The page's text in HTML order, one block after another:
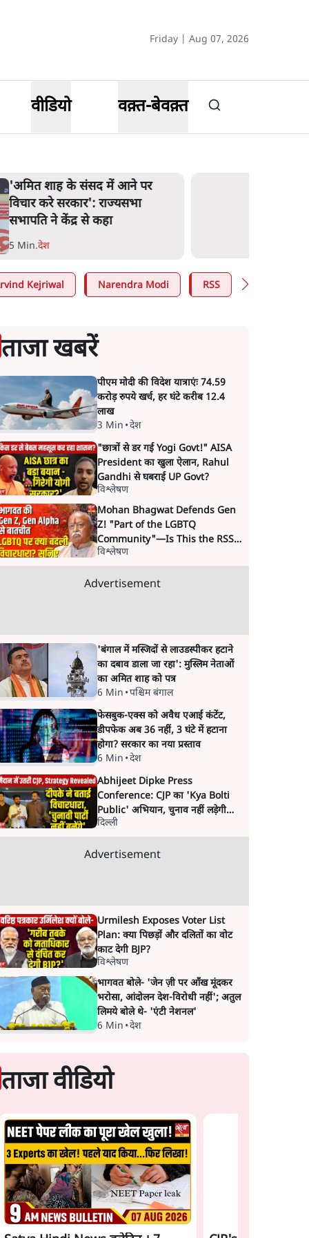
Friday | Aug 07, 2026
वीडियो वक़्त-बेवक़्त
'अमित शाह के संसद में आने पर
विचार करे सरकार': राज्यसभा
सभापति ने केंद्र से कहा
5 Min.देश
Kejriwal Narendra Modi RSS
ताजा खबरें
पीएम मोदी की विदेश यात्राएंः 74.59
करोड़ रुपये खर्च, हर घंटे करीब 12.4
लाख
3 Min •देश
"छात्रों से डर गई Yogi Govt!" AISA
President का खुला ऐलान, Rahul
Gandhi से घबराई UP Govt?
विश्लेषण
Mohan Bhagwat Defends Gen
Z! "Part of the LGBTQ
Community"—Is This the RSS's
New Move?
विश्लेषण
Advertisement
'बंगाल में मस्जिदों से लाउडस्पीकर हटाने
का दबाव डाला जा रहा': मुस्लिम नेताओं
का अमित शाह को पत्र
6 Min •पश्चिम बंगाल
फेसबुक-एक्स को अवैध एआई कंटेंट,
डीपफेक अब 36 नहीं, 3 घंटे में हटाना
होगा? सरकार का नया प्रस्ताव
6 Min •देश
Abhijeet Dipke Press
Conference: CJP का 'Kya Bolti
Public' अभियान, चुनाव नहीं लड़ेगी
CJP!
दिल्ली
Advertisement
Urmilesh Exposes Voter List
Plan: क्या पिछड़ों और दलितों का वोट
काट देगी BJP?
विश्लेषण
भागवत बोले- 'जेन ज़ी पर आँख मूंदकर
भरोसा, आंदोलन देश-विरोधी नहीं'; अतुल
लिमये बोले थे- 'एंटी नेशनल'
6 Min •देश
ताजा वीडियो